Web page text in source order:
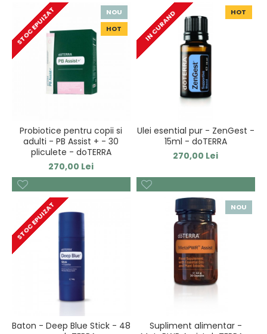
NOU
HOT
STOC EPUIZAT
Probiotice pentru copii si
adulti - PB Assist + - 30
pliculete - doTERRA
270,00 Lei
HOT
IN CURAND
Ulei esential pur - ZenGest -
15ml - doTERRA
270,00 Lei
STOC EPUIZAT
Baton - Deep Blue Stick - 48
NOU
Supliment alimentar -